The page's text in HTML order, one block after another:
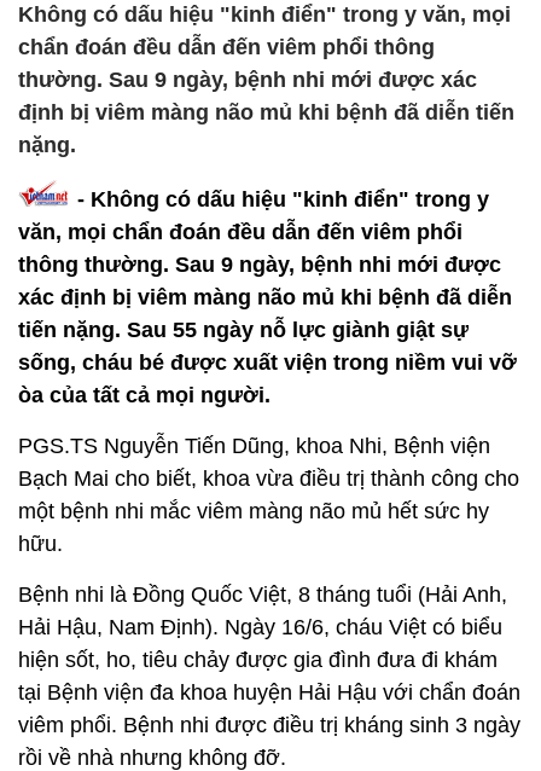
Không có dấu hiệu "kinh điển" trong y văn, mọi
chẩn đoán đều dẫn đến viêm phổi thông
thường. Sau 9 ngày, bệnh nhi mới được xác
định bị viêm màng não mủ khi bệnh đã diễn tiến
nặng.
- Không có dấu hiệu "kinh điển" trong y
văn, mọi chẩn đoán đều dẫn đến viêm phổi
thông thường. Sau 9 ngày, bệnh nhi mới được
xác định bị viêm màng não mủ khi bệnh đã diễn
tiến nặng. Sau 55 ngày nỗ lực giành giật sự
sống, cháu bé được xuất viện trong niềm vui vỡ
òa của tất cả mọi người.
PGS.TS Nguyễn Tiến Dũng, khoa Nhi, Bệnh viện
Bạch Mai cho biết, khoa vừa điều trị thành công cho
một bệnh nhi mắc viêm màng não mủ hết sức hy
hữu.
Bệnh nhi là Đồng Quốc Việt, 8 tháng tuổi (Hải Anh,
Hải Hậu, Nam Định). Ngày 16/6, cháu Việt có biểu
hiện sốt, ho, tiêu chảy được gia đình đưa đi khám
tại Bệnh viện đa khoa huyện Hải Hậu với chẩn đoán
viêm phổi. Bệnh nhi được điều trị kháng sinh 3 ngày
rồi về nhà nhưng không đỡ.